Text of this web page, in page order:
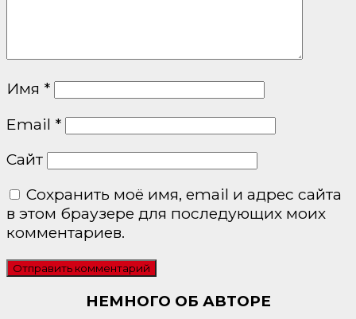
Имя *
Email *
Сайт
Сохранить моё имя, email и адрес сайта
в этом браузере для последующих моих
комментариев.
НЕМНОГО ОБ АВТОРЕ